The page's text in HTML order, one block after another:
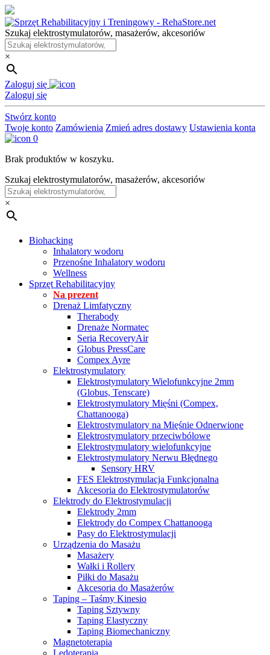
Skip
to
the
content
Szukaj elektrostymulatorów, masażerów, akcesoriów
×
Zaloguj się
Zaloguj się
Stwórz konto
Twoje konto Zamówienia Zmień adres dostawy Ustawienia konta
0
Brak produktów w koszyku.
Szukaj elektrostymulatorów, masażerów, akcesoriów
×
Biohacking
Inhalatory wodoru
Przenośne Inhalatory wodoru
Wellness
Sprzęt Rehabilitacyjny
Na prezent
Drenaż Limfatyczny
Therabody
Drenaże Normatec
Seria RecoveryAir
Globus PressCare
Compex Ayre
Elektrostymulatory
Elektrostymulatory Wielofunkcyjne 2mm
(Globus, Tenscare)
Elektrostymulatory Mięśni (Compex,
Chattanooga)
Elektrostymulatory na Mięśnie Odnerwione
Elektrostymulatory przeciwbólowe
Elektrostymulatory wielofunkcyjne
Elektrostymulatory Nerwu Błędnego
Sensory HRV
FES Elektrostymulacja Funkcjonalna
Akcesoria do Elektrostymulatorów
Elektrody do Elektrostymulacji
Elektrody 2mm
Elektrody do Compex Chattanooga
Pasy do Elektrostymulacji
Urządzenia do Masażu
Masażery
Wałki i Rollery
Piłki do Masażu
Akcesoria do Masażerów
Taping – Taśmy Kinesio
Taping Sztywny
Taping Elastyczny
Taping Biomechaniczny
Magnetoterapia
Ledoterapia